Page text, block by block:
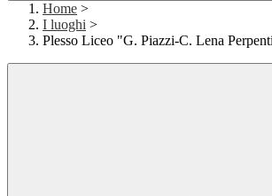
Home >
I luoghi >
Plesso Liceo "G. Piazzi-C. Lena